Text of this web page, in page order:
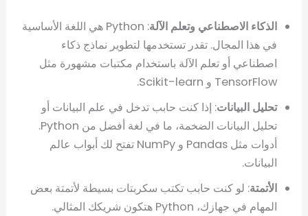
الذكاء الاصطناعي وتعلم الآلة
: Python هي اللغة الأساسية
في هذا المجال. تقدر تستخدمها لتطوير نماذج ذكاء
اصطناعي أو تعلم الآلة باستخدام مكتبات مشهورة مثل
TensorFlow و Scikit-learn.
تحليل البيانات: إذا كنت حابب تدخل في علم البيانات أو
تحليل البيانات الضخمة، ما في لغة أفضل من Python.
أدوات مثل Pandas و NumPy تفتح لك أبواب عالم
البيانات.
الأتمتة: لو كنت حابب تكتب سكربتات بسيطة لأتمتة بعض
المهام في جهازك، Python هتكون شريكك المثالي.